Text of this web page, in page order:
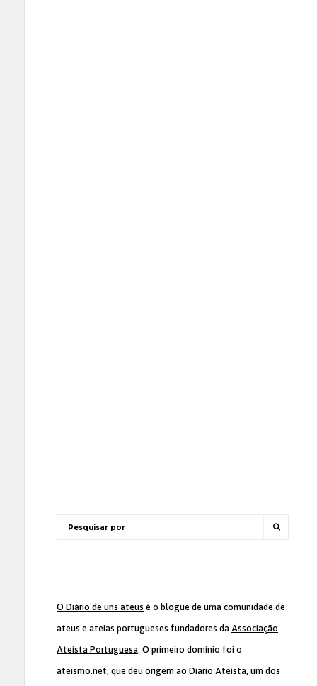
O Diário de uns ateus é o blogue de uma comunidade de
ateus e ateias portugueses fundadores da Associação
Ateísta Portuguesa. O primeiro domínio foi o
ateismo.net, que deu origem ao Diário Ateísta, um dos